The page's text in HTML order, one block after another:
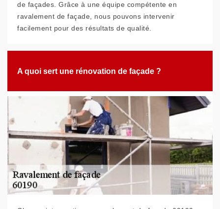
de façades. Grâce à une équipe compétente en
ravalement de façade, nous pouvons intervenir
facilement pour des résultats de qualité.
A quoi sert une rénovation de façade ?